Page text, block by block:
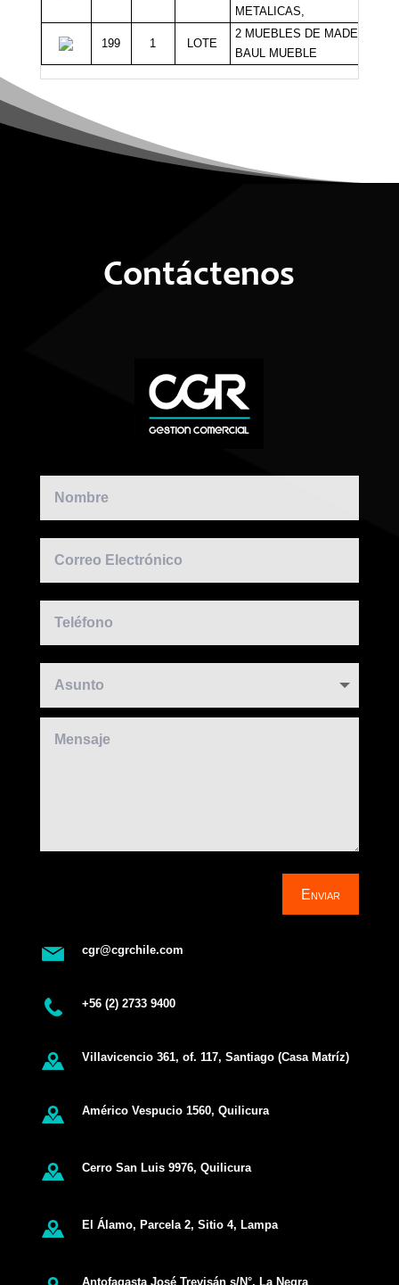
METALICAS,
199 1 LOTE
2 MUEBLES DE MADERA 1
BAUL MUEBLE
Contáctenos
Enviar
cgr@cgrchile.com
+56 (2) 2733 9400
Villavicencio 361, of. 117, Santiago (Casa Matríz)
Américo Vespucio 1560, Quilicura
Cerro San Luis 9976, Quilicura
El Álamo, Parcela 2, Sitio 4, Lampa
Antofagasta José Trevisán s/N°, La Negra